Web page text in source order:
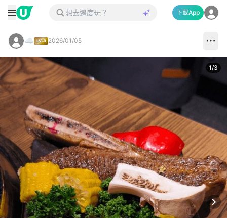
下載App
☁️ 2026/01/05
1/3